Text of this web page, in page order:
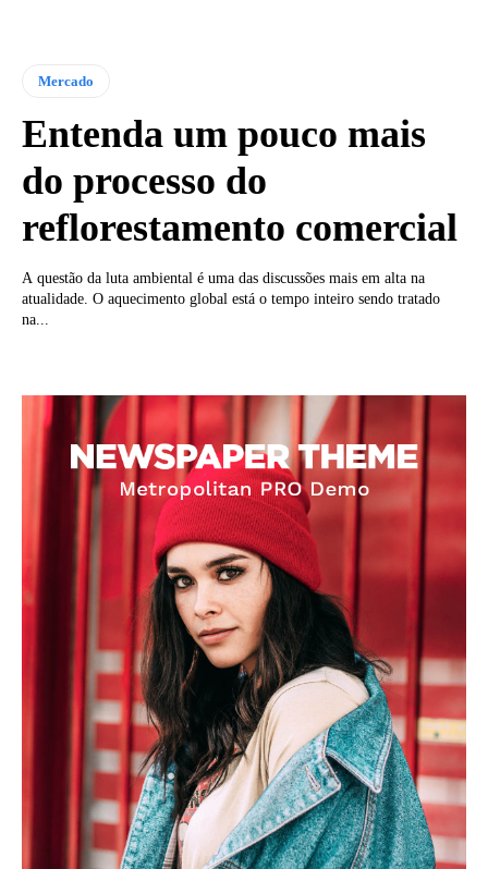
Mercado
Entenda um pouco mais
do processo do
reflorestamento comercial
A questão da luta ambiental é uma das discussões mais em alta na
atualidade. O aquecimento global está o tempo inteiro sendo tratado
na...